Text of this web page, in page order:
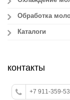
Обработка
Каталоги
контакты
+7 911-359-